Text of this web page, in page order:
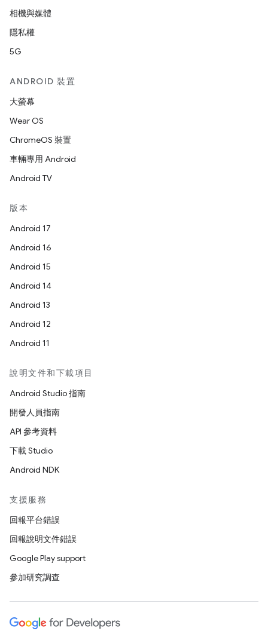
相機與媒體
隱私權
5G
ANDROID 裝置
大螢幕
Wear OS
ChromeOS 裝置
車輛專用 Android
Android TV
版本
Android 17
Android 16
Android 15
Android 14
Android 13
Android 12
Android 11
說明文件和下載項目
Android Studio 指南
開發人員指南
API 參考資料
下載 Studio
Android NDK
支援服務
回報平台錯誤
回報說明文件錯誤
Google Play support
參加研究調查